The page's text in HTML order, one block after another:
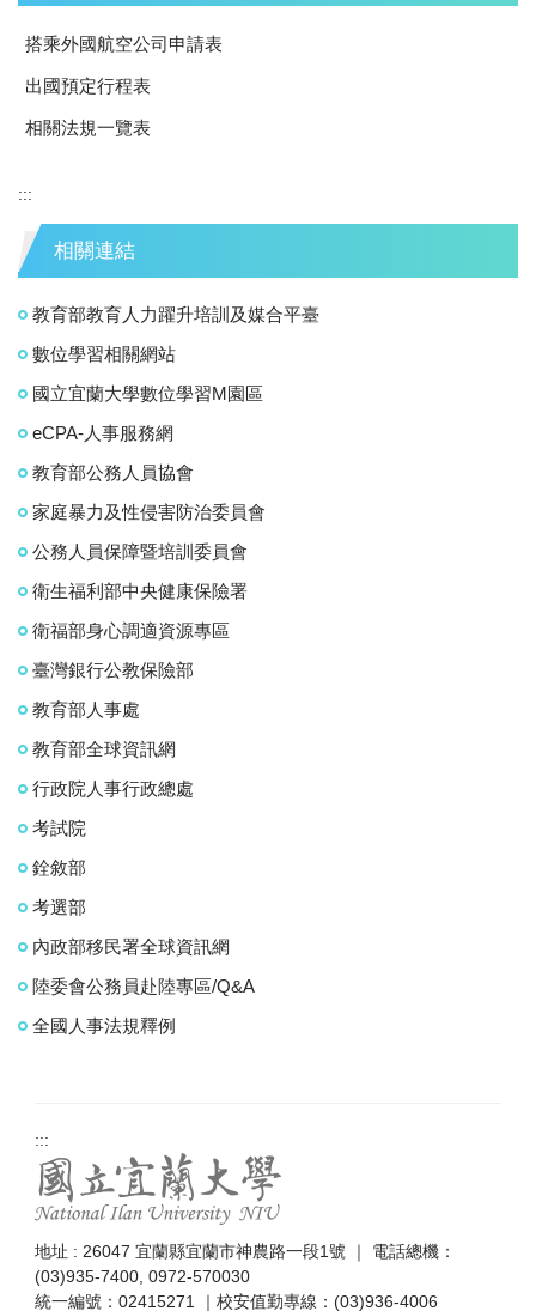
搭乘外國航空公司申請表
出國預定行程表
相關法規一覽表
:::
相關連結
教育部教育人力躍升培訓及媒合平臺
數位學習相關網站
國立宜蘭大學數位學習M園區
eCPA-人事服務網
教育部公務人員協會
家庭暴力及性侵害防治委員會
公務人員保障暨培訓委員會
衛生福利部中央健康保險署
衛福部身心調適資源專區
臺灣銀行公教保險部
教育部人事處
教育部全球資訊網
行政院人事行政總處
考試院
銓敘部
考選部
內政部移民署全球資訊網
陸委會公務員赴陸專區/Q&A
全國人事法規釋例
:::
地址 : 26047 宜蘭縣宜蘭市神農路一段1號 ｜ 電話總機：
(03)935-7400, 0972-570030
統一編號：02415271 ｜校安值勤專線：(03)936-4006